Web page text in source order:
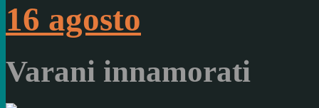
16 agosto
Varani innamorati